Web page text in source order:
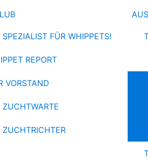
SPEZIALIST FÜR WHIPPETS!
REPORT
VORSTAND
ZUCHTWARTE
ZUCHTRICHTER